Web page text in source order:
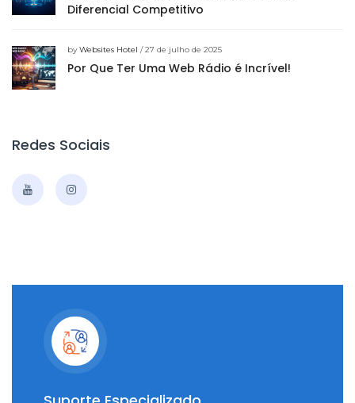
Diferencial Competitivo
byWebsites Hotel / 27 de julho de 2025
Por Que Ter Uma Web Rádio é Incrível!
Redes Sociais